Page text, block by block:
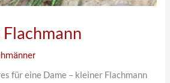
für eine Dame – kleiner Flachmann